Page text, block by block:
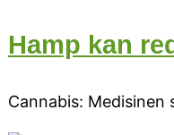
Hamp kan
Cannabis: